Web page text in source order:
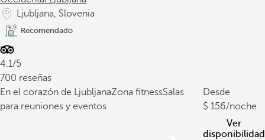
Ljubljana, Slovenia
Recomendado
4.1/5
700 reseñas
En el corazón de LjubljanaZona fitnessSalas
para reuniones y eventos
Desde
156/noche
Ver
disponibilidad